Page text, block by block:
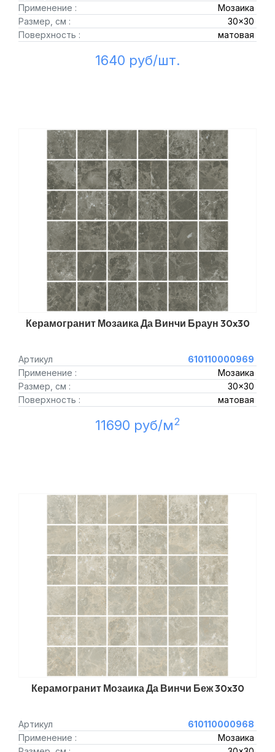
Применение :
Мозаика
Размер, см :
30x30
Поверхность :
матовая
1640 руб/шт.
Керамогранит Мозаика Да Винчи Браун 30x30
Артикул
610110000969
Применение :
Мозаика
Размер, см :
30x30
Поверхность :
матовая
11690 руб/м2
Керамогранит Мозаика Да Винчи Беж 30x30
Артикул
610110000968
Применение :
Мозаика